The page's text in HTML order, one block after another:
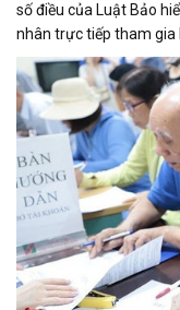
số điều của Luật Bảo
nhân trực tiếp tham gia
thông qua người sử
tính thời gian đóng bảo
người tham gia.